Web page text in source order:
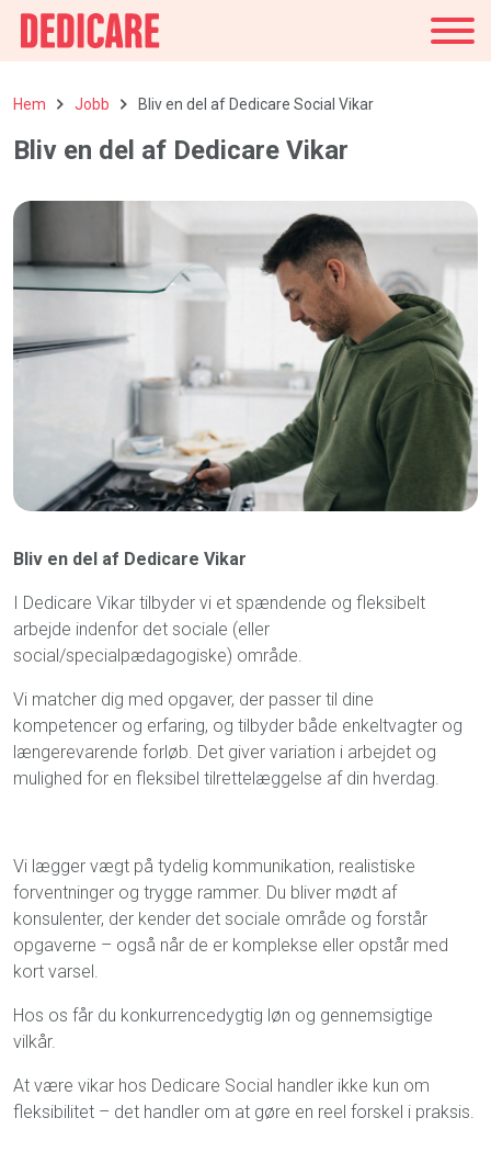
Hem Jobb Bliv en del af Dedicare Social Vikar
Bliv en del af Dedicare Vikar
Bliv en del af Dedicare Vikar
I Dedicare Vikar tilbyder vi et spændende og fleksibelt
arbejde indenfor det sociale (eller
social/specialpædagogiske) område.
Vi matcher dig med opgaver, der passer til dine
kompetencer og erfaring, og tilbyder både enkeltvagter og
længerevarende forløb. Det giver variation i arbejdet og
mulighed for en fleksibel tilrettelæggelse af din hverdag.
Vi lægger vægt på tydelig kommunikation, realistiske
forventninger og trygge rammer. Du bliver mødt af
konsulenter, der kender det sociale område og forstår
opgaverne – også når de er komplekse eller opstår med
kort varsel.
Hos os får du konkurrencedygtig løn og gennemsigtige
vilkår.
At være vikar hos Dedicare Social handler ikke kun om
fleksibilitet – det handler om at gøre en reel forskel i praksis.